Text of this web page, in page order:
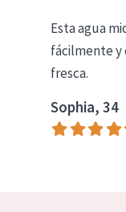
Esta agua
fácilmente y
fresca.
Sophia, 34